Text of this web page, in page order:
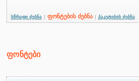
სწრაფი ძებნა ფონტების ძებნა პაკეტების ძებნა
ფონტები